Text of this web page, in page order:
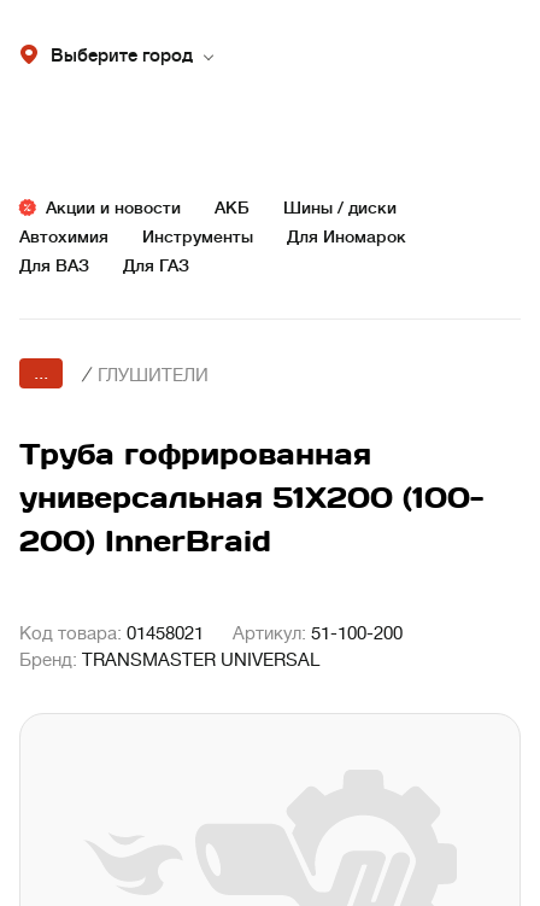
Выберите город
Акции и новости АКБ
Шины / диски
Автохимия
Инструменты
Для Иномарок
Для ВАЗ
Для ГАЗ
... / ГЛУШИТЕЛИ
Труба гофрированная
универсальная 51X200 (100-
200) InnerBraid
Код товара: 01458021 Артикул: 51-100-200
Бренд: TRANSMASTER UNIVERSAL